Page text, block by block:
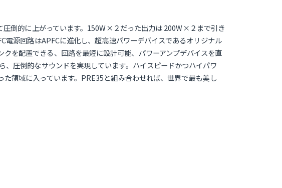
圧倒的に上がっています。150W×２だった出力は 200W×２まで引き
源回路はAPFCに進化し、超高速パワーデバイスであるオリジナル
を配置できる、回路を最短に設計可能、パワーアンプデバイスを直
圧倒的なサウンドを実現しています。ハイスピードかつハイパワ
領域に入っています。PRE35と組み合わせれば、世界で最も美し